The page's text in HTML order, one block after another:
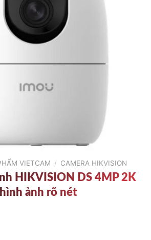
VIETCAM / CAMERA HIKVISION
HIKVISION DS 4MP 2K
ảnh rõ nét